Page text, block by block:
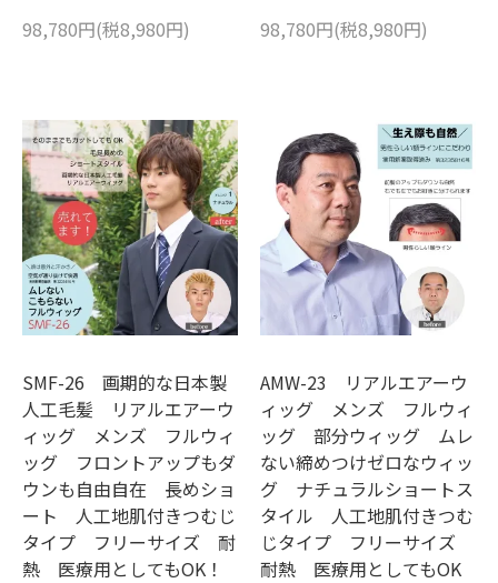
98,780円(税8,980円)
98,780円(税8,980円)
SMF-26 画期的な日本製
人工毛髪 リアルエアーウ
ィッグ メンズ フルウィ
ッグ フロントアップもダ
ウンも自由自在 長めショ
ート 人工地肌付きつむじ
タイプ フリーサイズ 耐
熱 医療用としてもOK！
AMW-23 リアルエアーウ
ィッグ メンズ フルウィ
ッグ 部分ウィッグ ムレ
ない締めつけゼロなウィッ
グ ナチュラルショートス
タイル 人工地肌付きつむ
じタイプ フリーサイズ
耐熱 医療用としてもOK